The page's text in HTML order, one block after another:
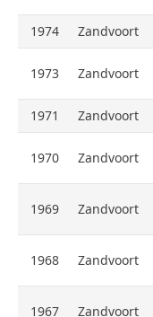
1974
Zandvoort
1973 Zandvoort
1971
Zandvoort
1970 Zandvoort
1969 Zandvoort
1968 Zandvoort
1967 Zandvoort